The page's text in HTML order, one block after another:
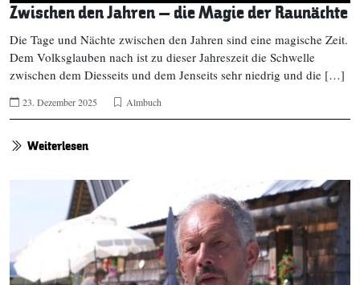
Zwischen den Jahren – die Magie der Raunächte
Die Tage und Nächte zwischen den Jahren sind eine magische Zeit.
Dem Volksglauben nach ist zu dieser Jahreszeit die Schwelle
zwischen dem Diesseits und dem Jenseits sehr niedrig und die […]
23. Dezember 2025 Almbuch
Weiterlesen